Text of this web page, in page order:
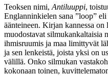
Teoksen nimi, Antiluuppi,
Englanninkielen sana ”loop”
äänteineen. Kirjan kannessa
muodostavat silmukankaltaisia
ihmisruumis ja maa limittyvät
ja sen lenkeistä, joista yksi on
välillä. Onko silmukan
kokonaan toinen,